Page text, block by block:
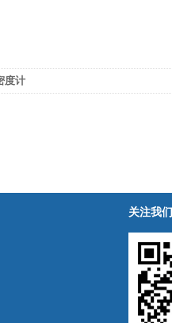
度计
关注我们